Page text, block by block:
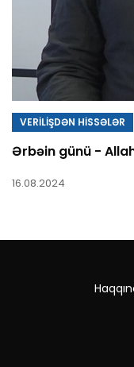
VERİLİŞDƏN HİSSƏLƏR
Ərbəin günü -
16.08.2024